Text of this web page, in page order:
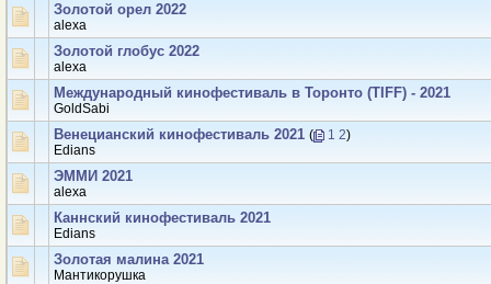
Золотой орел 2022
аlexa
Золотой глобус 2022
аlexa
Международный кинофестиваль в Торонто (TIFF) - 2021
GoldSabi
Венецианский кинофестиваль 2021 ( 1 2)
Edians
ЭММИ 2021
аlexa
Каннский кинофестиваль 2021
Edians
Золотая малина 2021
Мантикорушка